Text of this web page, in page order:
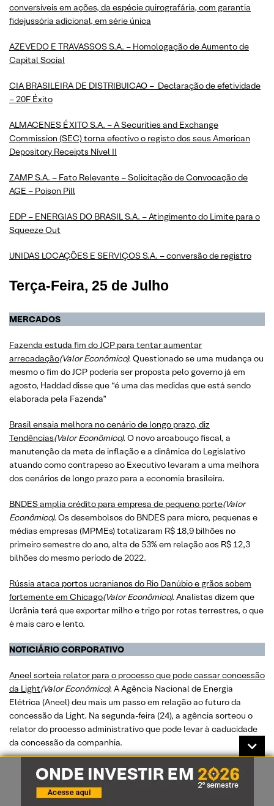
conversíveis em ações, da espécie quirografária, com garantia
fidejussória adicional, em série única
AZEVEDO E TRAVASSOS S.A. – Homologação de Aumento de
Capital Social
CIA BRASILEIRA DE DISTRIBUICAO – Declaração de efetividade
– 20F Éxito
ALMACENES ÉXITO S.A. – A Securities and Exchange
Commission (SEC) torna efectivo o registo dos seus American
Depository Receipts Nível II
ZAMP S.A. – Fato Relevante – Solicitação de Convocação de
AGE – Poison Pill
EDP – ENERGIAS DO BRASIL S.A. – Atingimento do Limite para o
Squeeze Out
UNIDAS LOCAÇÕES E SERVIÇOS S.A. – conversão de registro
Terça-Feira, 25 de Julho
MERCADOS
​​​​​​​Fazenda estuda fim do JCP para tentar aumentar
arrecadação(Valor Econômico). Questionado se uma mudança ou
mesmo o fim do JCP poderia ser proposta pelo governo já em
agosto, Haddad disse que “é uma das medidas que está sendo
elaborada pela Fazenda”
Brasil ensaia melhora no cenário de longo prazo, diz
Tendências(Valor Econômico). O novo arcabouço fiscal, a
manutenção da meta de inflação e a dinâmica do Legislativo
atuando como contrapeso ao Executivo levaram a uma melhora
dos cenários de longo prazo para a economia brasileira.
BNDES amplia crédito para empresa de pequeno porte(Valor
Econômico). Os desembolsos do BNDES para micro, pequenas e
médias empresas (MPMEs) totalizaram R$ 18,9 bilhões no
primeiro semestre do ano, alta de 53% em relação aos R$ 12,3
bilhões do mesmo período de 2022.
​​​​​​​Rússia ataca portos ucranianos do Rio Danúbio e grãos sobem
fortemente em Chicago(Valor Econômico). Analistas dizem que
Ucrânia terá que exportar milho e trigo por rotas terrestres, o que
é mais caro e lento.
NOTICIÁRIO CORPORATIVO
Aneel sorteia relator para o processo que pode cassar concessão
da Light(Valor Econômico). A Agência Nacional de Energia
Elétrica (Aneel) deu mais um passo em relação ao futuro da
concessão da Light. Na segunda-feira (24), a agência sorteou o
relator do processo administrativo que pode levar à caducidade
da concessão da companhia.
Rede D’Or negocia corretora por R$ 1 bi(Valor Econômico).A Rede
D’Or está em negociações avançadas para a venda de sua
corretora de planos de saúde, dental, seguros de vida e